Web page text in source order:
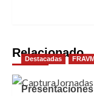
Relacionado
Destacadas